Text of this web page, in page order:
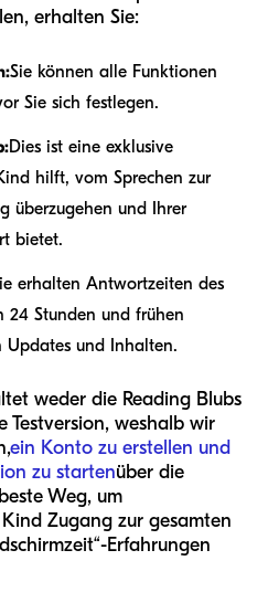
erhalten Sie:
Sie können alle Funktionen
Sie sich festlegen.
Dies ist eine exklusive
hilft, vom Sprechen zur
überzugehen und Ihrer
bietet.
erhalten Antwortzeiten des
24 Stunden und frühen
Updates und Inhalten.
weder die Reading Blubs
Testversion, weshalb wir
ein Konto zu erstellen und
zu startenüber die
Weg, um
Zugang zur gesamten
Erfahrungen